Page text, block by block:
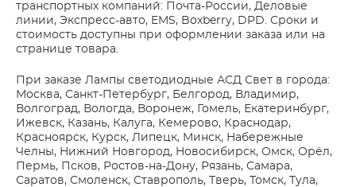
транспортных компаний: Почта-России, Деловые
линии, Экспресс-авто, EMS, Boxberry, DPD. Сроки и
стоимость доступны при оформлении заказа или на
странице товара.
При заказе Лампы светодиодные АСД Свет в города:
Москва, Санкт-Петербург, Белгород, Владимир,
Волгоград, Вологда, Воронеж, Гомель, Екатеринбург,
Ижевск, Казань, Калуга, Кемерово, Краснодар,
Красноярск, Курск, Липецк, Минск, Набережные
Челны, Нижний Новгород, Новосибирск, Омск, Орёл,
Пермь, Псков, Ростов-на-Дону, Рязань, Самара,
Саратов, Смоленск, Ставрополь, Тверь, Томск, Тула,